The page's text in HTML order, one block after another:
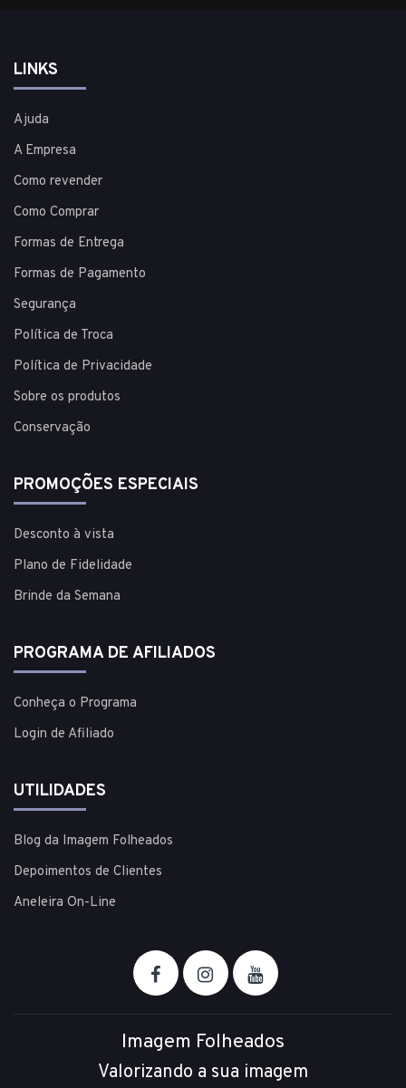
LINKS
Ajuda
A Empresa
Como revender
Como Comprar
Formas de Entrega
Formas de Pagamento
Segurança
Política de Troca
Política de Privacidade
Sobre os produtos
Conservação
PROMOÇÕES ESPECIAIS
Desconto à vista
Plano de Fidelidade
Brinde da Semana
PROGRAMA DE AFILIADOS
Conheça o Programa
Login de Afiliado
UTILIDADES
Blog da Imagem Folheados
Depoimentos de Clientes
Aneleira On-Line
Imagem Folheados
Valorizando a sua imagem